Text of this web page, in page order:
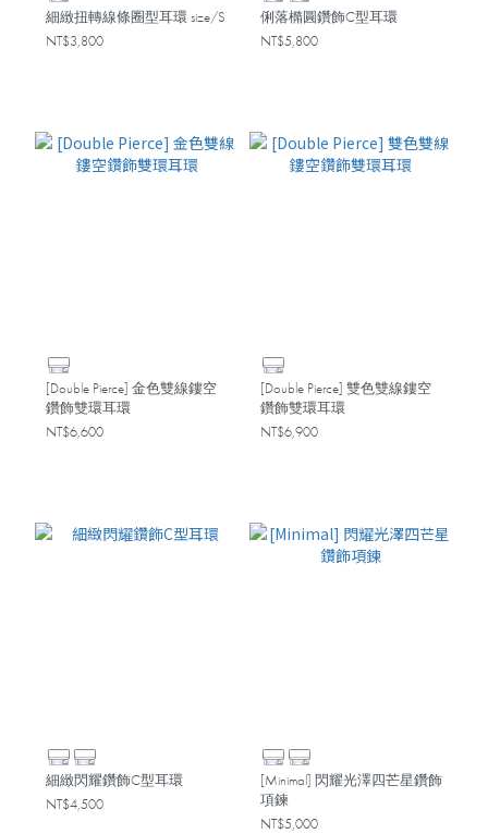
細緻扭轉線條圈型耳環 size/S
NT$3,800
俐落橢圓鑽飾C型耳環
NT$5,800
[Double Pierce] 金色雙線鏤空
鑽飾雙環耳環
NT$6,600
[Double Pierce] 雙色雙線鏤空
鑽飾雙環耳環
NT$6,900
細緻閃耀鑽飾C型耳環
NT$4,500
[Minimal] 閃耀光澤四芒星鑽飾
項鍊
NT$5,000